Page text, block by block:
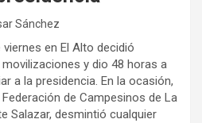
Sánchez
en El Alto decidió
y dio 48 horas a
a la presidencia. En la ocasión,
de Campesinos de La
Salazar, desmintió cualquier